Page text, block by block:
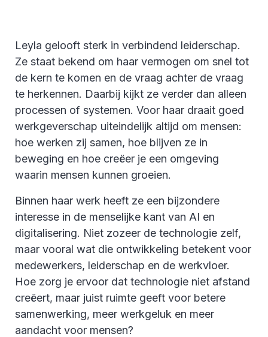
Leyla gelooft sterk in verbindend leiderschap.
Ze staat bekend om haar vermogen om snel tot
de kern te komen en de vraag achter de vraag
te herkennen. Daarbij kijkt ze verder dan alleen
processen of systemen. Voor haar draait goed
werkgeverschap uiteindelijk altijd om mensen:
hoe werken zij samen, hoe blijven ze in
beweging en hoe creëer je een omgeving
waarin mensen kunnen groeien.
Binnen haar werk heeft ze een bijzondere
interesse in de menselijke kant van AI en
digitalisering. Niet zozeer de technologie zelf,
maar vooral wat die ontwikkeling betekent voor
medewerkers, leiderschap en de werkvloer.
Hoe zorg je ervoor dat technologie niet afstand
creëert, maar juist ruimte geeft voor betere
samenwerking, meer werkgeluk en meer
aandacht voor mensen?